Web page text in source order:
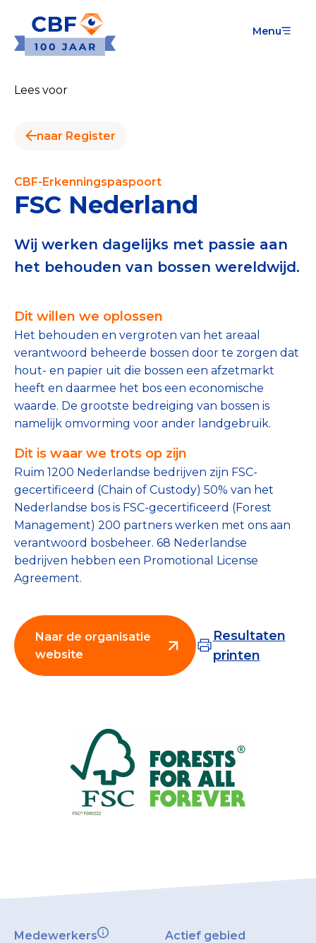
Menu
Goede Doelen
CBF-Erkenning aanvragen
Publiek
Veilig geven met het CBF-keurmerk
Check het CBF-keurmerk van een goed doel
Tips bij doneren: zo geef je veilig
Data & Onderzoek
Betrouwbare data over goede doelen
CBF-publicaties
State of the Sector
Het Nederlandse Donateurspanel
Contact & Signalen
Collecterooster/wervingrooster
Over het CBF
Veelgestelde vragen
Register Erkende Donatieplatformen
Lees voor
naar Register
CBF-Erkenningspaspoort
FSC Nederland
Wij werken dagelijks met passie aan
het behouden van bossen wereldwijd.
Dit willen we oplossen
Het behouden en vergroten van het areaal
verantwoord beheerde bossen door te zorgen dat
hout- en papier uit die bossen een afzetmarkt
heeft en daarmee het bos een economische
waarde. De grootste bedreiging van bossen is
namelijk omvorming voor ander landgebruik.
Dit is waar we trots op zijn
Ruim 1200 Nederlandse bedrijven zijn FSC-
gecertificeerd (Chain of Custody) 50% van het
Nederlandse bos is FSC-gecertificeerd (Forest
Management) 200 partners werken met ons aan
verantwoord bosbeheer. 68 Nederlandse
bedrijven hebben een Promotional License
Agreement.
Naar de organisatie
website
Resultaten
printen
Medewerkers
Actief gebied